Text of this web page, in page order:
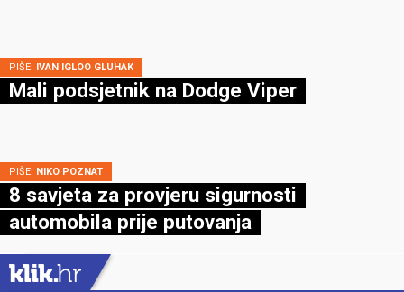
PIŠE: IVAN IGLOO GLUHAK
Mali podsjetnik na Dodge Viper
PIŠE: NIKO POZNAT
8 savjeta za provjeru sigurnosti
automobila prije putovanja